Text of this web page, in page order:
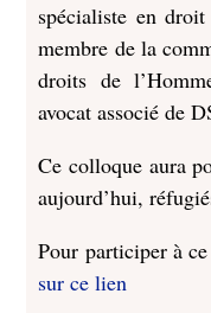
spécialiste en
membre de la
droits de
avocat associé de
Ce colloque aura
aujourd’hui,
Pour participer à
sur ce lien